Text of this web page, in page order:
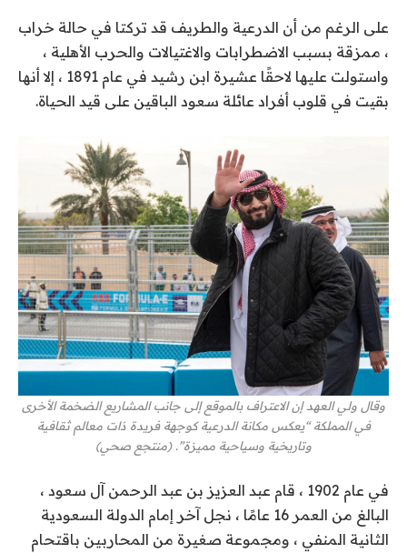
على الرغم من أن الدرعية والطريف قد تركتا في حالة خراب
، ممزقة بسبب الاضطرابات والاغتيالات والحرب الأهلية ،
واستولت عليها لاحقًا عشيرة ابن رشيد في عام 1891 ، إلا أنها
بقيت في قلوب أفراد عائلة سعود الباقين على قيد الحياة.
وقال ولي العهد إن الاعتراف بالموقع إلى جانب المشاريع الضخمة الأخرى
في المملكة “يعكس مكانة الدرعية كوجهة فريدة ذات معالم ثقافية
وتاريخية وسياحية مميزة”. (منتجع صحي)
في عام 1902 ، قام عبد العزيز بن عبد الرحمن آل سعود ،
البالغ من العمر 16 عامًا ، نجل آخر إمام الدولة السعودية
الثانية المنفي ، ومجموعة صغيرة من المحاربين باقتحام